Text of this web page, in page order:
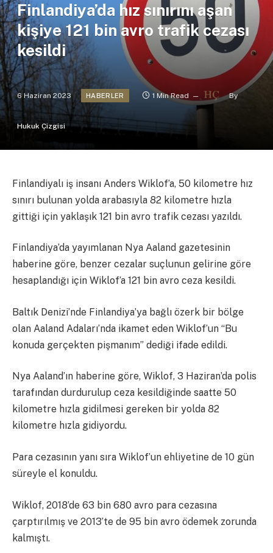
Finlandiya’da hız sınırını aşan
kişiye 121 bin avro trafik cezası
kesildi
6 Haziran 2023 HABERLER 1 Min Read By
Hukuk Çizgisi
Finlandiyalı iş insanı Anders Wiklof’a, 50 kilometre hız
sınırı bulunan yolda arabasıyla 82 kilometre hızla
gittiği için yaklaşık 121 bin avro trafik cezası yazıldı.
Finlandiya’da yayımlanan Nya Aaland gazetesinin
haberine göre, benzer cezalar suçlunun gelirine göre
hesaplandığı için Wiklof’a 121 bin avro ceza kesildi.
Baltık Denizi’nde Finlandiya’ya bağlı özerk bir bölge
olan Aaland Adaları’nda ikamet eden Wiklof’un “Bu
konuda gerçekten pişmanım” dediği ifade edildi.
Nya Aaland’ın haberine göre, Wiklof, 3 Haziran’da polis
tarafından durdurulup ceza kesildiğinde saatte 50
kilometre hızla gidilmesi gereken bir yolda 82
kilometre hızla gidiyordu.
Para cezasının yanı sıra Wiklof’un ehliyetine de 10 gün
süreyle el konuldu.
Wiklof, 2018’de 63 bin 680 avro para cezasına
çarptırılmış ve 2013’te de 95 bin avro ödemek zorunda
kalmıştı.